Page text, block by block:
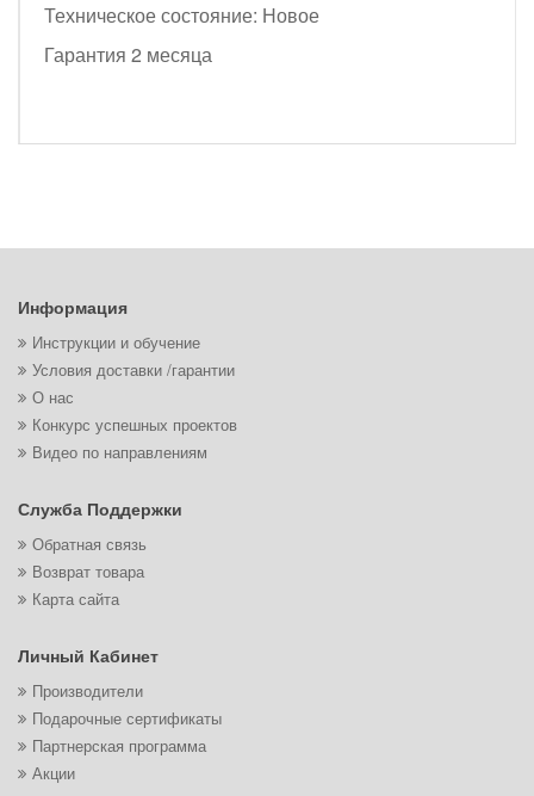
Техническое состояние: Новое
Гарантия 2 месяца
Информация
Инструкции и обучение
Условия доставки /гарантии
О нас
Конкурс успешных проектов
Видео по направлениям
Служба Поддержки
Обратная связь
Возврат товара
Карта сайта
Личный Кабинет
Производители
Подарочные сертификаты
Партнерская программа
Акции